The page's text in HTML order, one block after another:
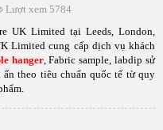
Lượt xem 5784
UK Limited tại Leeds, London,
Limited cung cấp dịch vụ khách
hanger, Fabric sample, labdip sử
theo tiêu chuẩn quốc tế từ quy